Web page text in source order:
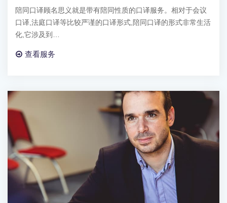
陪同口译顾名思义就是带有陪同性质的口译服务。相对于会议
口译,法庭口译等比较严谨的口译形式,陪同口译的形式非常生活
化,它涉及到…
查看服务